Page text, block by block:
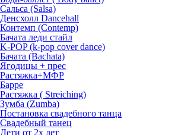
Сальса (Salsa)
Денсхолл Dancehall
Контемп (Contemp)
Бачата леди стайл
K-POP (k-pop cover dance)
Бачата (Bachata)
Ягодицы + прес
Растяжка+МФР
Барре
Растяжка ( Streiching)
Зумба (Zumba)
Постановка свадебного танца
Свадебный танец
Дети от 2х лет